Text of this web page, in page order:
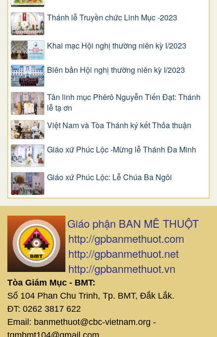
Thánh lễ Truyền chức Linh Mục -2023
Khai mạc Hội nghị thường niên kỳ I/2023
Biên bản Hội nghị thường niên kỳ I/2023
Tân linh mục Phêrô Nguyễn Tiến Đạt: Thánh
lễ tạ ơn
Việt Nam và Tòa Thánh ký kết Thỏa thuận
Giáo xứ Phúc Lộc -Mừng lễ Thánh Đa Minh
Giáo xứ Phúc Lộc: Lễ Chúa Ba Ngôi
Giáo phận BAN MÊ THUỘT
http://gpbanmethuot.com
http://gpbanmethuot.net
http://gpbanmethuot.vn
Tòa Giám Mục - BMT:
Số 104 Phan Chu Trinh, Tp. BMT, Đắk Lắk.
ĐT: 0262 3817 622
Email: banmethuot@cbc-vietnam.org -
tgmbmt104@gmail.com